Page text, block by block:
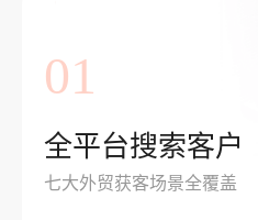
01
全平台搜索客户
七大外贸获客场景全覆盖